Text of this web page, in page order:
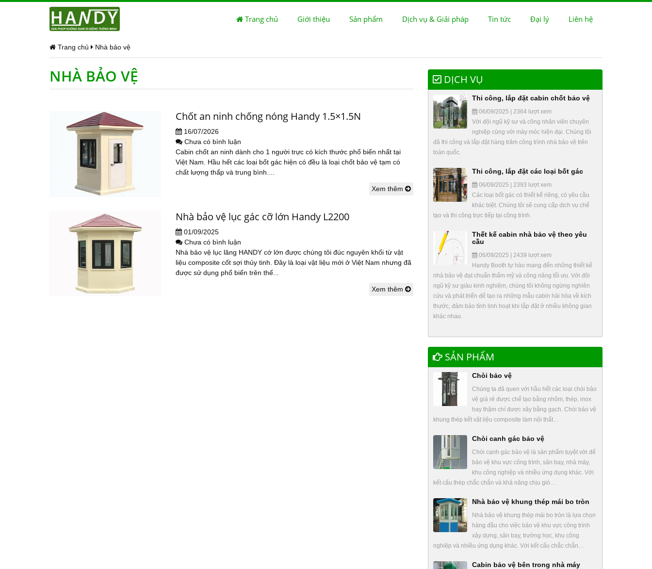
Trang chủ Giới thiệu Sản phẩm Dịch vụ & Giải pháp Tin tức Đại lý Liên hệ
Trang chủ Nhà bảo vệ
NHÀ BẢO VỆ
Chốt an ninh chống nóng Handy 1.5×1.5N
16/07/2026
Chưa có bình luận
Cabin chốt an ninh dành cho 1 người trực có kích thước phổ biến nhất tại
Việt Nam. Hầu hết các loại bốt gác hiện có đều là loại chốt bảo vệ tạm có
chất lượng thấp và trung bình....
Xem thêm
Nhà bảo vệ lục gác cỡ lớn Handy L2200
01/09/2025
Chưa có bình luận
Nhà bảo vệ lục lăng HANDY cớ lớn được chúng tôi đúc nguyên khối từ vật
liệu composite cốt sợi thủy tinh. Đây là loại vật liệu mới ở Việt Nam nhưng đã
được sử dụng phổ biến trên thế...
Xem thêm
DỊCH VỤ
Thi công, lắp đặt cabin chốt bảo vệ
06/09/2025 | 2364 lượt xem
Với đội ngũ kỹ sư và công nhân viên chuyên
nghiệp cùng với máy móc hiện đại. Chúng tôi
đã thi công và lắp đặt hàng trăm công trình nhà bảo vệ trên
toàn quốc.
Thi công, lắp đặt các loại bốt gác
06/09/2025 | 2393 lượt xem
Các loại bốt gác có thiết kế riêng, có yêu cầu
khác biệt. Chúng tôi sẽ cung cấp dịch vụ chế
tạo và thi công trực tiếp tại công trình.
Thết kế cabin nhà bảo vệ theo yêu
cầu
06/09/2025 | 2439 lượt xem
Handy Booth tự hào mang đến những thiết kế
nhà bảo vệ đạt chuẩn thẩm mỹ và công năng tối ưu. Với đội
ngũ kỹ sư giàu kinh nghiệm, chúng tôi không ngừng nghiên
cứu và phát triển để tạo ra những mẫu cabin hài hòa về kích
thước, đảm bảo tính linh hoạt khi lắp đặt ở nhiều không gian
khác nhau.
SẢN PHẨM
Chòi bảo vệ
Chúng ta đã quen với hầu hết các loại chòi bảo
vệ giá rẻ được chế tạo bằng nhôm, thép, inox
hay thậm chí được xây bằng gạch. Chòi bảo vệ
khung thép kết vật liệu composite làm nội thất…
Chòi canh gác bảo vệ
Chòi canh gác bảo vệ là sản phẩm tuyệt vời để
bảo vệ khu vực công trình, sân bay, nhà máy,
khu công nghiệp và nhiều ứng dụng khác. Với
kết cấu thép chắc chắn và khả năng chịu gió…
Nhà bảo vệ khung thép mái bo tròn
Nhà bảo vệ khung thép mái bo tròn là lựa chọn
hàng đầu cho việc bảo vệ khu vực công trình
xây dựng, sân bay, trường học, khu công
nghiệp và nhiều ứng dụng khác. Với kết cấu chắc chắn…
Cabin bảo vệ bên trong nhà máy